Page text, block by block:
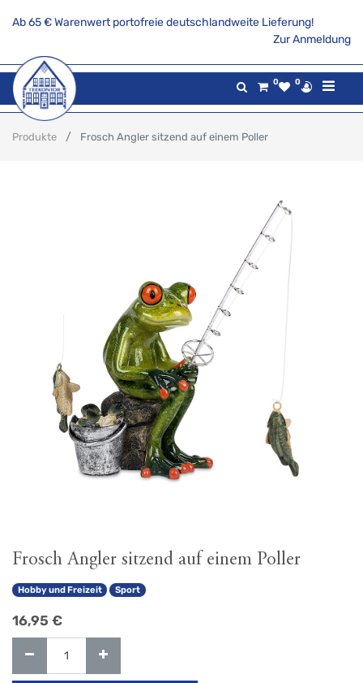
Ab 65 € Warenwert portofreie deutschlandweite Lieferung!
Zur Anmeldung
0 0
Produkte Frosch Angler sitzend auf einem Poller
Frosch Angler sitzend auf einem Poller
Hobby und Freizeit Sport
16,95 €